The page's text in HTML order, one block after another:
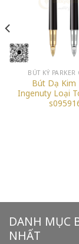
BÚT KÝ
Bút Dạ Kim
Ingenuty Loại
DANH MỤC
NHẤT